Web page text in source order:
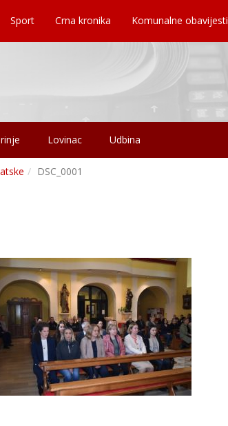
Sport Crna kronika Komunalne obavijesti
Lovinac Udbina
DSC_0001